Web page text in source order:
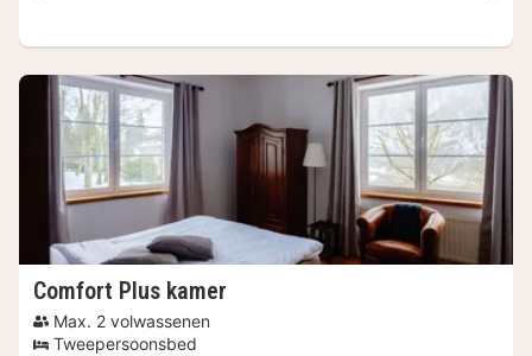
Comfort Plus kamer
Max. 2 volwassenen
Tweepersoonsbed